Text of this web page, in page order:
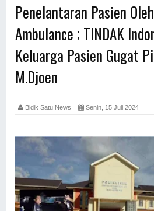
Penelantaran Pasien
Ambulance ; TINDAK
Keluarga Pasien Gugat
M.Djoen
Bidik Satu News Senin, 15 Juli 2024